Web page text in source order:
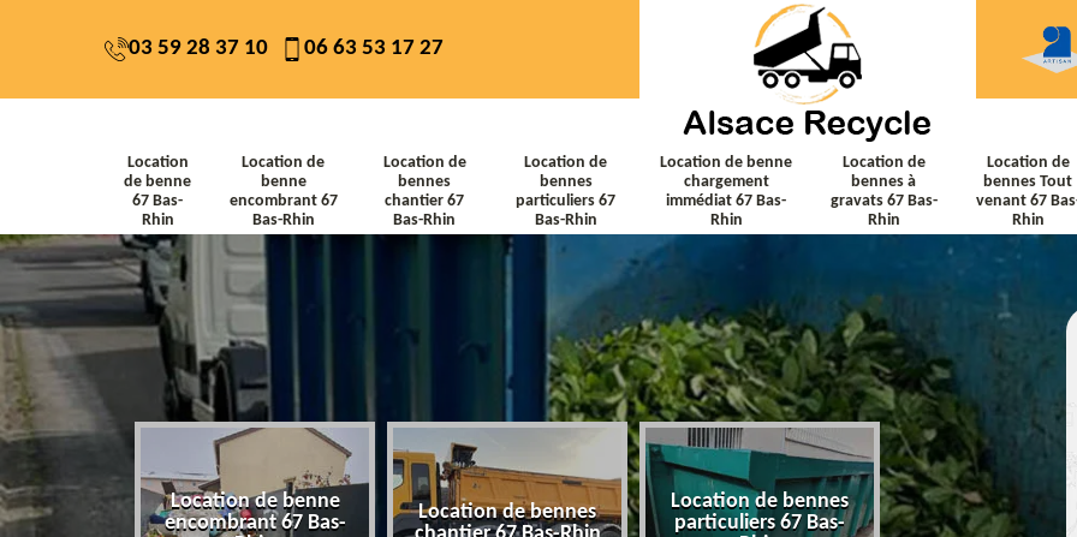
03 59 28 37 10 06 63 53 17 27
Location
de benne
67 Bas-
Rhin
Location de
benne
encombrant 67
Bas-Rhin
Location de
bennes
chantier 67
Bas-Rhin
Location de
bennes
particuliers 67
Bas-Rhin
Location de benne
chargement
immédiat 67 Bas-
Rhin
Location de
bennes à
gravats 67 Bas-
Rhin
Location de
bennes Tout
venant 67
Rhin
benne 67
Location de benne
encombrant 67 Bas-
Location de bennes
Location de bennes
particuliers 67 Bas-
Location de
chargement